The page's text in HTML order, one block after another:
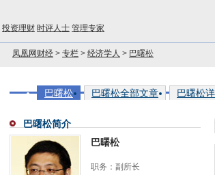
投资理财 时评人士 管理专家
凤凰网财经 > 专栏 > 经济学人 > 巴曙松
巴曙松 巴曙松全部文章 巴曙松
巴曙松简介
巴曙松
职务：副所长